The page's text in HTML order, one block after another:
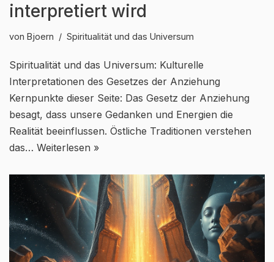
interpretiert wird
von Bjoern Spiritualität und das Universum
Spiritualität und das Universum: Kulturelle
Interpretationen des Gesetzes der Anziehung
Kernpunkte dieser Seite: Das Gesetz der Anziehung
besagt, dass unsere Gedanken und Energien die
Realität beeinflussen. Östliche Traditionen verstehen
das… Weiterlesen »